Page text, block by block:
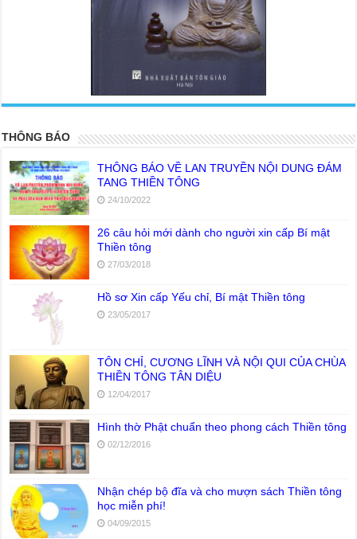
THÔNG BÁO
THÔNG BÁO VỀ LAN TRUYỀN NỘI DUNG ĐÁM
TANG THIỀN TÔNG
24/10/2022
26 câu hỏi mới dành cho người xin cấp Bí mật
Thiền tông
27/03/2018
Hồ sơ Xin cấp Yếu chỉ, Bí mật Thiền tông
23/05/2017
TÔN CHỈ, CƯƠNG LĨNH VÀ NỘI QUI CỦA CHÙA
THIỀN TÔNG TÂN DIỆU
12/04/2017
Hình thờ Phật chuẩn theo phong cách Thiền tông
02/12/2016
Nhận chép bộ đĩa và cho mượn sách Thiền tông
học miễn phí!
04/09/2015